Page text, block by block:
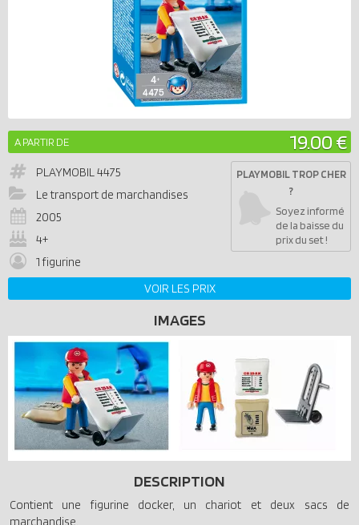
A PARTIR DE 19.00 €
PLAYMOBIL4475
Le transport de marchandises
2005
4+
1 figurine
PLAYMOBIL TROP CHER
?
Soyez informé
de la baisse du
prix du set !
VOIR LES PRIX
IMAGES
DESCRIPTION
Contient une figurine docker, un chariot et deux sacs de
marchandise.